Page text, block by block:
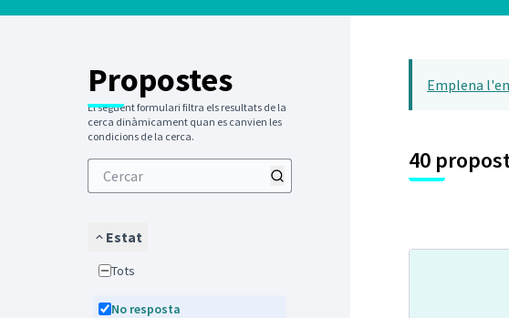
Propostes
El següent formulari filtra els resultats de la
cerca dinàmicament quan es canvien les
condicions de la cerca.
Estat
Tots
No resposta
Emplena
40